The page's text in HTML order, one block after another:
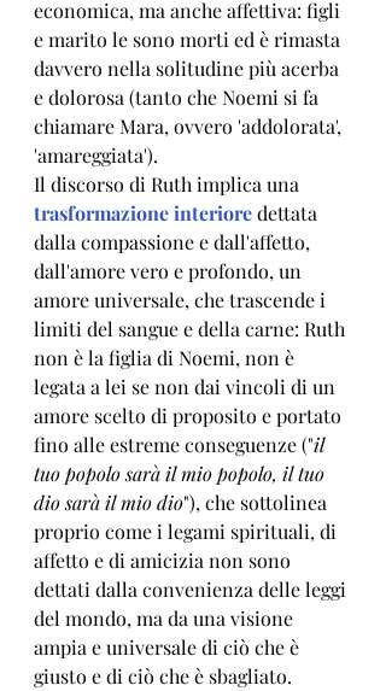
economica, ma anche affettiva: figli
e marito le sono morti ed è rimasta
davvero nella solitudine più acerba
e dolorosa (tanto che Noemi si fa
chiamare Mara, ovvero 'addolorata',
'amareggiata').
Il discorso di Ruth implica una
trasformazione interiore dettata
dalla compassione e dall'affetto,
dall'amore vero e profondo, un
amore universale, che trascende i
limiti del sangue e della carne: Ruth
non è la figlia di Noemi, non è
legata a lei se non dai vincoli di un
amore scelto di proposito e portato
fino alle estreme conseguenze ("il
tuo popolo sarà il mio popolo, il tuo
dio sarà il mio dio"), che sottolinea
proprio come i legami spirituali, di
affetto e di amicizia non sono
dettati dalla convenienza delle leggi
del mondo, ma da una visione
ampia e universale di ciò che è
giusto e di ciò che è sbagliato.